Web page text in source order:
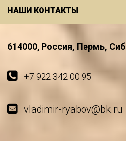
НАШИ КОНТАКТЫ
614000, Россия, Пермь,
+7 922 342 00 95
vladimir-ryabov@bk.ru